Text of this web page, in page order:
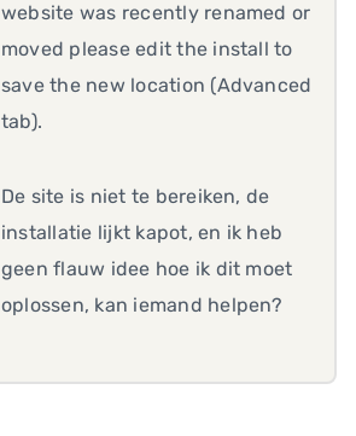
website was recently renamed or
moved please edit the install to
save the new location (Advanced
tab).
De site is niet te bereiken, de
installatie lijkt kapot, en ik heb
geen flauw idee hoe ik dit moet
oplossen, kan iemand helpen?